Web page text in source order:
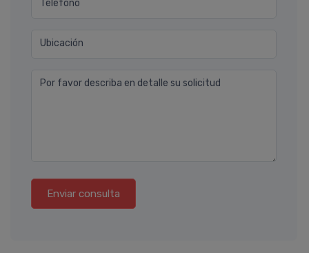
Teléfono
Ubicación
Por favor describa en detalle su solicitud
Enviar consulta